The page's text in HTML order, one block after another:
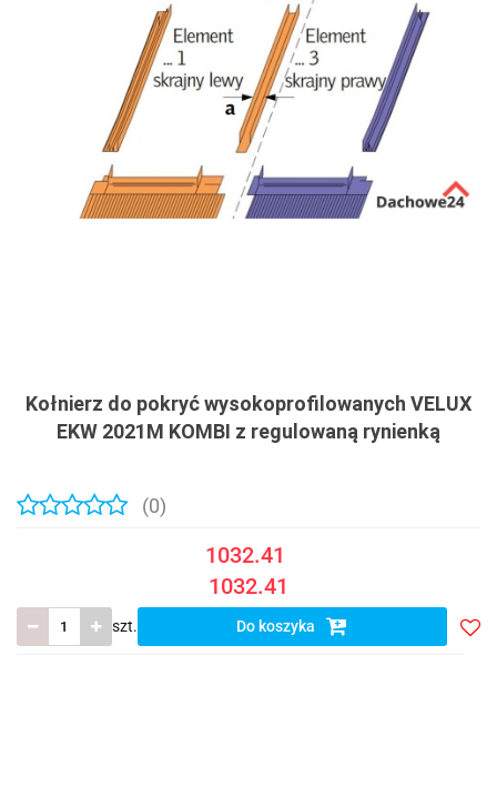
Kołnierz do pokryć wysokoprofilowanych VELUX
EKW 2021M KOMBI z regulowaną rynienką
(0)
1032.41
1032.41
szt. Do koszyka